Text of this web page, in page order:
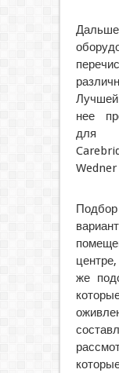
нее
для
Wedner
же